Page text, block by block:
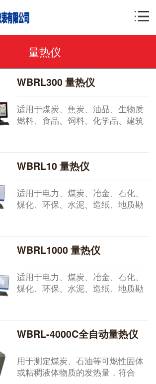
量热仪
WBRL300 量热仪
适用于煤炭、焦炭、油品、生物质
燃料、食品、饲料、化学品、建筑
力、煤炭、冶金、化工、建材、质
检、地质、科研院校等行业。...
WBRL10 量热仪
适用于电力、煤炭、冶金、石化、
煤化、环保、水泥、造纸、地质勘
料、粮食、饲料等固态或液态可燃
物的热值。...
WBRL1000 量热仪
适用于电力、煤炭、冶金、石化、
煤化、环保、水泥、造纸、地质勘
料、粮食、饲料等固态或液态可燃
物的热值。...
WBRL-4000C全自动量热仪
用于测定煤炭、石油等可燃性固体
或粘稠液体物质的发热量，符合